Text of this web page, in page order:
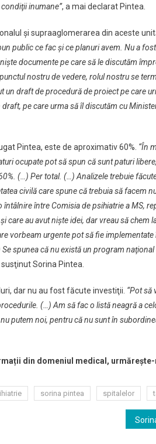
inumane”, a mai declarat Pintea.
şi supraaglomerarea din aceste
public ce fac şi ce planuri avem. Nu a
documente pe care să le discutăm
nostru de vedere, rolul nostru se
draft de procedură de proiect pe care
pe care urma să îl discutăm cu
Pintea, este de aproximativ 60%. “În
ocupate pot să spun că sunt paturi
(…) Per total. (…) Analizele trebuie
civilă care spune că trebuia să facem
între Comisia de psihiatrie a MS,
au avut nişte idei, dar vreau să chem
vorbeam urgente pot să fie
spunea că nu există un program
susţinut Sorina Pintea.
dar nu au fost făcute investiţii. “Pot să
(…) Am să fac o listă neagră a
putem noi, pentru că nu sunt în
din domeniul medical, urmărește-
sorina pintea spitalelor